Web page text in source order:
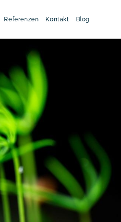
Referenzen Kontakt Blog